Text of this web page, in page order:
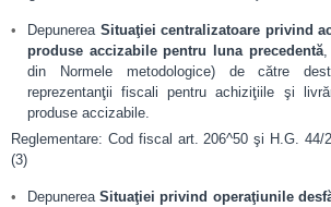
Depunerea Situaţiei centralizatoare privind
produse accizabile pentru luna precedentă,
din Normele metodologice) de către
reprezentanţii fiscali pentru achiziţiile şi
produse accizabile.
Reglementare: Cod fiscal art. 206^50 şi H.G.
(3)
DepunereaSituaţiei privind operaţiunile